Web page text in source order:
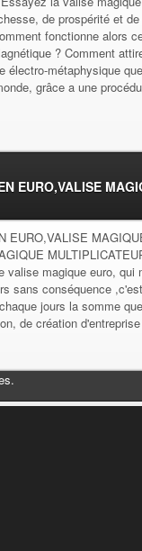
de prospérité et
fonctionne alors
? Comment
électro-métaphysique
grâce a une
EURO,VALISE
EURO,VALISE
magique euro, qui
sans conséquence
jours la somme
de création